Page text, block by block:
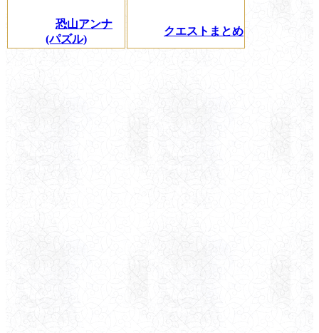
恐山アンナ
(パズル)
クエストまとめ